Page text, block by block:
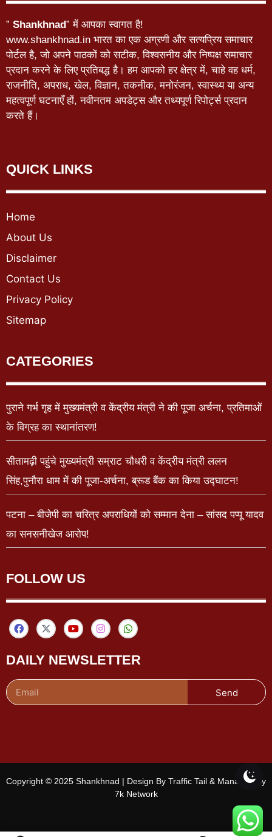
” Shankhnad” में आपका स्वागत है!
www.shankhnad.in भारत का एक अग्रणी और सत्यप्रिय समाचार
पोर्टल है, जो अपने पाठकों को सटीक, विश्वसनीय और निष्पक्ष समाचार
प्रदान करने के लिए प्रतिबद्ध है। हम आपको हर क्षेत्र में, चाहे वह धर्म,
राजनीति, अपराध, खेल, विज्ञान, तकनीक, मनोरंजन, स्वास्थ्य या अन्य
महत्वपूर्ण घटनाएँ हों, नवीनतम अपडेट्स और तथ्यपूर्ण रिपोर्ट्स प्रदान
करते हैं।
QUICK LINKS
Home
About Us
Disclaimer
Contact Us
Privacy Policy
Sitemap
CATEGORIES
पुराने गर्भ गृह में मुख्यमंत्री व केंद्रीय मंत्री ने की पूजा अर्चना, प्रतिमाओं
के विग्रह का स्थानांतरण!
सीतामढ़ी पहुंचे मुख्यमंत्री सम्राट चौधरी व केंद्रीय मंत्री ललन
सिंह,पुनौरा धाम में की पूजा-अर्चना, ब्रूड बैंक का किया उद्घाटन!
पटना – बीजेपी का चरित्र अपराधियों को सम्मान देना – सांसद पप्पू यादव
का सनसनीखेज आरोप!
FOLLOW US
DAILY NEWSLETTER
Send
Copyright © 2025 Shankhnad | Design By Traffic Tail & Managed By
7k Network